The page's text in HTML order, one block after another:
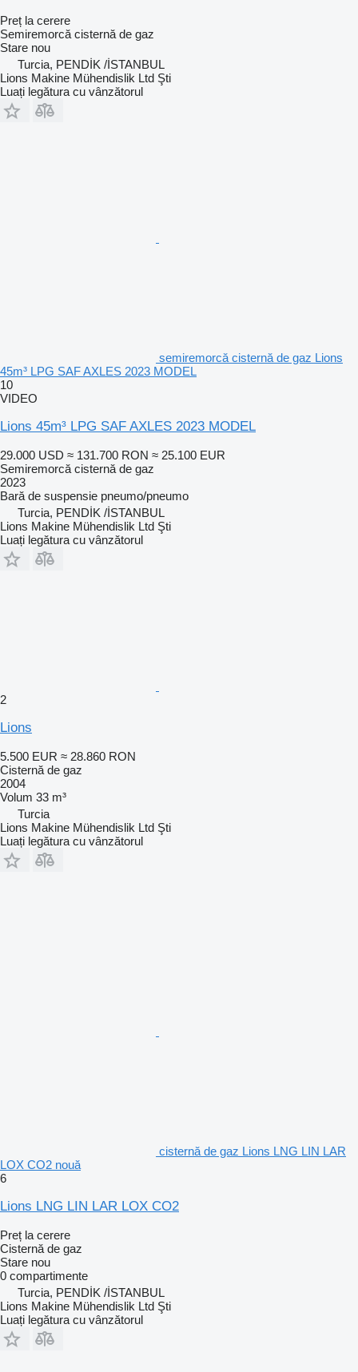
Preț la cerere
Semiremorcă cisternă de gaz
Stare nou
Turcia, PENDİK /İSTANBUL
Lions Makine Mühendislik Ltd Şti
Luați legătura cu vânzătorul
semiremorcă cisternă de gaz Lions
45m³ LPG SAF AXLES 2023 MODEL
10
VIDEO
Lions 45m³ LPG SAF AXLES 2023 MODEL
29.000 USD ≈ 131.700 RON ≈ 25.100 EUR
Semiremorcă cisternă de gaz
2023
Bară de suspensie pneumo/pneumo
Turcia, PENDİK /İSTANBUL
Lions Makine Mühendislik Ltd Şti
Luați legătura cu vânzătorul
2
Lions
5.500 EUR ≈ 28.860 RON
Cisternă de gaz
2004
Volum 33 m³
Turcia
Lions Makine Mühendislik Ltd Şti
Luați legătura cu vânzătorul
cisternă de gaz Lions LNG LIN LAR
LOX CO2 nouă
6
Lions LNG LIN LAR LOX CO2
Preț la cerere
Cisternă de gaz
Stare nou
0 compartimente
Turcia, PENDİK /İSTANBUL
Lions Makine Mühendislik Ltd Şti
Luați legătura cu vânzătorul